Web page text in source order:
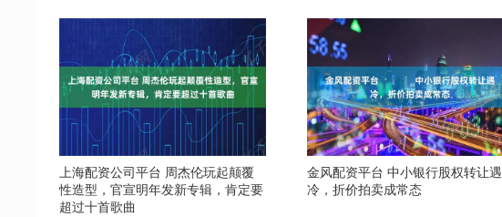
上海配资公司平台 周杰伦玩起颠覆
性造型，官宣明年发新专辑，肯定要
超过十首歌曲
金风配资平台 中小银行股权转让遇
冷，折价拍卖成常态